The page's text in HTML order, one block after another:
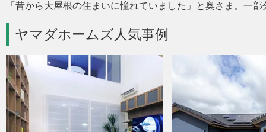
昔から大屋根の住まいに憧れていました と奥さま。一
ヤマダホームズ人気事例